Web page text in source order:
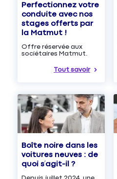
Perfectionnez votre
conduite avec nos
stages offerts par
la Matmut !
Offre réservée aux
sociétaires Matmut.
Tout savoir
Boîte noire dans les
voitures neuves : de
quoi s’agit-il ?